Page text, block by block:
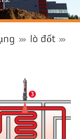
lò đốt